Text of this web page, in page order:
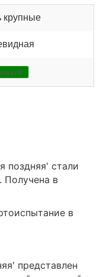
крупные
поздняя' стали
Получена в
в
представлен